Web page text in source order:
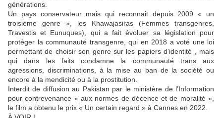
générations.
Un pays conservateur mais qui reconnait depuis 2009 « un
troisième genre », les Khawajasiras (Femmes transgenres,
Travestis et Eunuques), qui a fait évoluer sa législation pour
protéger la communauté transgenre, qui en 2018 a voté une loi
permettant de choisir son genre sur les papiers d’identité , mais
qui dans les faits condamne la communauté trans aux
agressions, discriminations, à la mise au ban de la société ou
encore à la mendicité ou à la prostitution.
Interdit de diffusion au Pakistan par le ministère de l’Information
pour contrevenance « aux normes de décence et de moralité »,
le film a obtenu le prix « Un certain regard » à Cannes en 2022.